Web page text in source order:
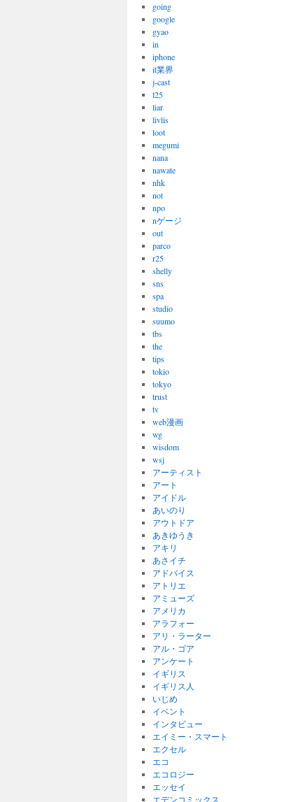
going
google
gyao
in
iphone
it業界
j-cast
l25
liar
livlis
loot
megumi
nana
nawate
nhk
not
npo
nゲージ
out
parco
r25
shelly
sns
spa
studio
suumo
tbs
the
tips
tokio
tokyo
trust
tv
web漫画
wg
wisdom
wsj
アーティスト
アート
アイドル
あいのり
アウトドア
あきゆうき
アキリ
あさイチ
アドバイス
アトリエ
アミューズ
アメリカ
アラフォー
アリ・ラーター
アル・ゴア
アンケート
イギリス
イギリス人
いじめ
イベント
インタビュー
エイミー・スマート
エクセル
エコ
エコロジー
エッセイ
エデンコミックス